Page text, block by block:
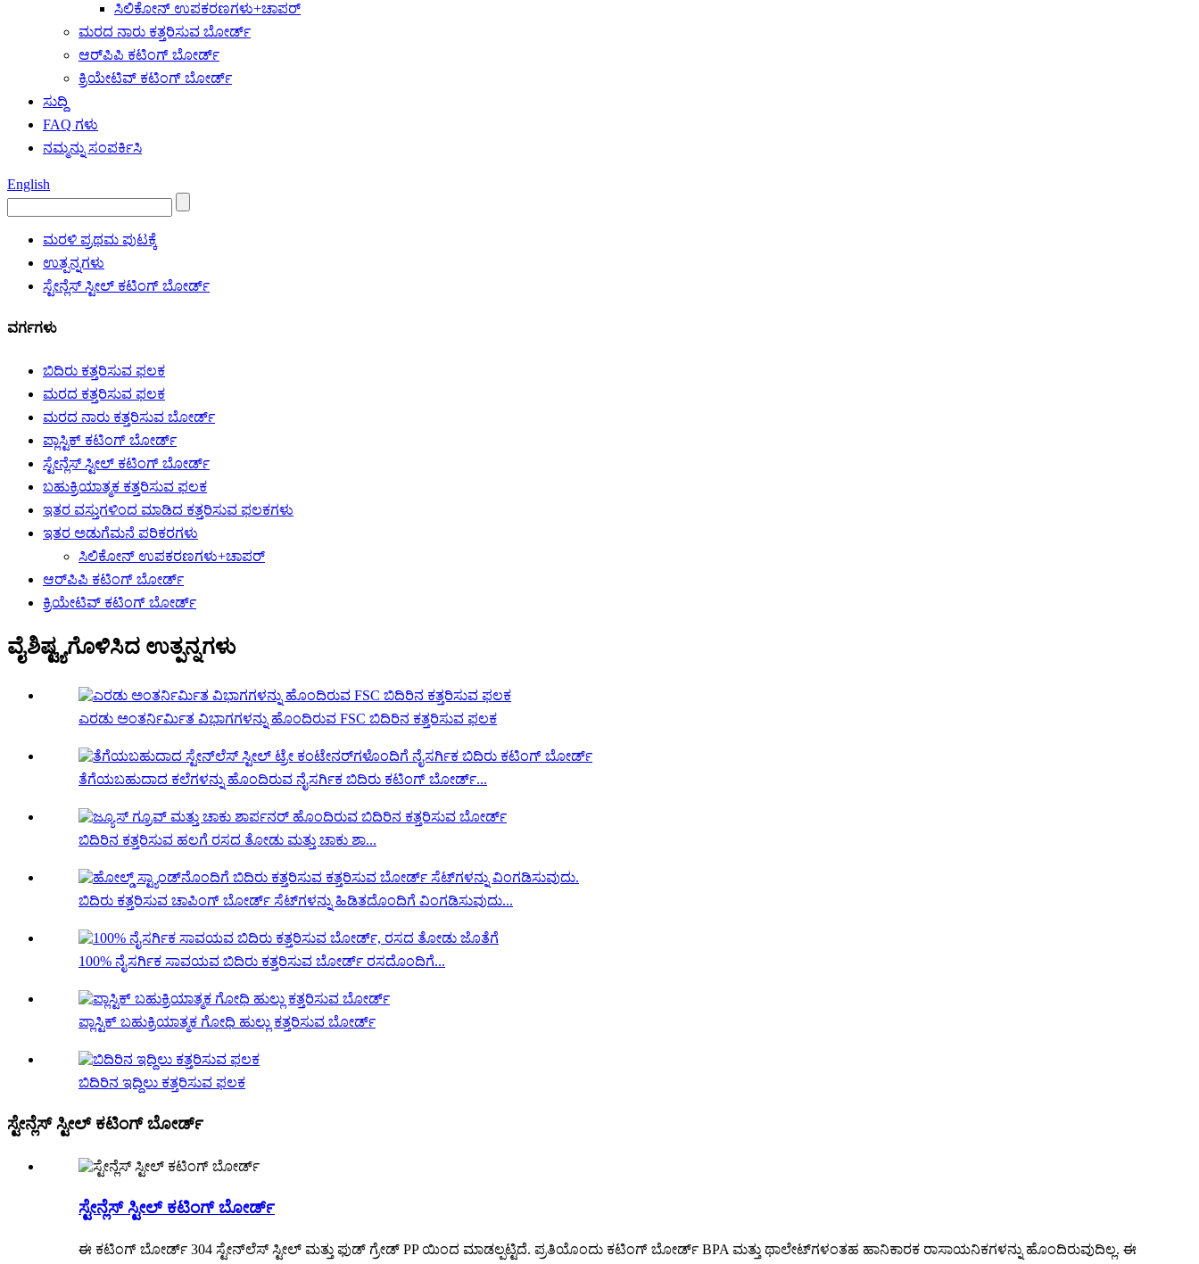
ಸಿಲಿಕೋನ್ ಉಪಕರಣಗಳು+ಚಾಪರ್
ಮರದ ನಾರು ಕತ್ತರಿಸುವ ಬೋರ್ಡ್
ಆರ್‌ಪಿಪಿ ಕಟಿಂಗ್ ಬೋರ್ಡ್
ಕ್ರಿಯೇಟಿವ್ ಕಟಿಂಗ್ ಬೋರ್ಡ್
ಸುದ್ದಿ
FAQ ಗಳು
ನಮ್ಮನ್ನು ಸಂಪರ್ಕಿಸಿ
English
ಮರಳಿ ಪ್ರಥಮ ಪುಟಕ್ಕೆ
ಉತ್ಪನ್ನಗಳು
ಸ್ಟೇನ್ಲೆಸ್ ಸ್ಟೀಲ್ ಕಟಿಂಗ್ ಬೋರ್ಡ್
ವರ್ಗಗಳು
ಬಿದಿರು ಕತ್ತರಿಸುವ ಫಲಕ
ಮರದ ಕತ್ತರಿಸುವ ಫಲಕ
ಮರದ ನಾರು ಕತ್ತರಿಸುವ ಬೋರ್ಡ್
ಪ್ಲಾಸ್ಟಿಕ್ ಕಟಿಂಗ್ ಬೋರ್ಡ್
ಸ್ಟೇನ್ಲೆಸ್ ಸ್ಟೀಲ್ ಕಟಿಂಗ್ ಬೋರ್ಡ್
ಬಹುಕ್ರಿಯಾತ್ಮಕ ಕತ್ತರಿಸುವ ಫಲಕ
ಇತರ ವಸ್ತುಗಳಿಂದ ಮಾಡಿದ ಕತ್ತರಿಸುವ ಫಲಕಗಳು
ಇತರ ಅಡುಗೆಮನೆ ಪರಿಕರಗಳು
ಸಿಲಿಕೋನ್ ಉಪಕರಣಗಳು+ಚಾಪರ್
ಆರ್‌ಪಿಪಿ ಕಟಿಂಗ್ ಬೋರ್ಡ್
ಕ್ರಿಯೇಟಿವ್ ಕಟಿಂಗ್ ಬೋರ್ಡ್
ವೈಶಿಷ್ಟ್ಯಗೊಳಿಸಿದ ಉತ್ಪನ್ನಗಳು
ಎರಡು ಅಂತರ್ನಿರ್ಮಿತ ವಿಭಾಗಗಳನ್ನು ಹೊಂದಿರುವ FSC ಬಿದಿರಿನ ಕತ್ತರಿಸುವ ಫಲಕ
ತೆಗೆಯಬಹುದಾದ ಕಲೆಗಳನ್ನು ಹೊಂದಿರುವ ನೈಸರ್ಗಿಕ ಬಿದಿರು ಕಟಿಂಗ್ ಬೋರ್ಡ್...
ಬಿದಿರಿನ ಕತ್ತರಿಸುವ ಹಲಗೆ ರಸದ ತೋಡು ಮತ್ತು ಚಾಕು ಶಾ...
ಬಿದಿರು ಕತ್ತರಿಸುವ ಚಾಪಿಂಗ್ ಬೋರ್ಡ್ ಸೆಟ್‌ಗಳನ್ನು ಹಿಡಿತದೊಂದಿಗೆ ವಿಂಗಡಿಸುವುದು...
100% ನೈಸರ್ಗಿಕ ಸಾವಯವ ಬಿದಿರು ಕತ್ತರಿಸುವ ಬೋರ್ಡ್ ರಸದೊಂದಿಗೆ...
ಪ್ಲಾಸ್ಟಿಕ್ ಬಹುಕ್ರಿಯಾತ್ಮಕ ಗೋಧಿ ಹುಲ್ಲು ಕತ್ತರಿಸುವ ಬೋರ್ಡ್
ಬಿದಿರಿನ ಇದ್ದಿಲು ಕತ್ತರಿಸುವ ಫಲಕ
ಸ್ಟೇನ್ಲೆಸ್ ಸ್ಟೀಲ್ ಕಟಿಂಗ್ ಬೋರ್ಡ್
ಸ್ಟೇನ್ಲೆಸ್ ಸ್ಟೀಲ್ ಕಟಿಂಗ್ ಬೋರ್ಡ್
ಈ ಕಟಿಂಗ್ ಬೋರ್ಡ್ 304 ಸ್ಟೇನ್‌ಲೆಸ್ ಸ್ಟೀಲ್ ಮತ್ತು ಫುಡ್ ಗ್ರೇಡ್ PP ಯಿಂದ ಮಾಡಲ್ಪಟ್ಟಿದೆ. ಪ್ರತಿಯೊಂದು ಕಟಿಂಗ್ ಬೋರ್ಡ್ BPA ಮತ್ತು ಥಾಲೇಟ್‌ಗಳಂತಹ ಹಾನಿಕಾರಕ ರಾಸಾಯನಿಕಗಳನ್ನು ಹೊಂದಿರುವುದಿಲ್ಲ. ಈ